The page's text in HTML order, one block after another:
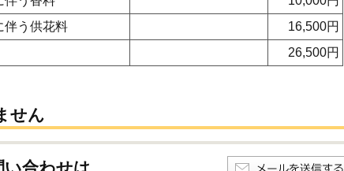
伴う供花料
16,500円
26,500円
せん